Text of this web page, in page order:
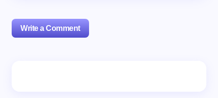
Write a Comment